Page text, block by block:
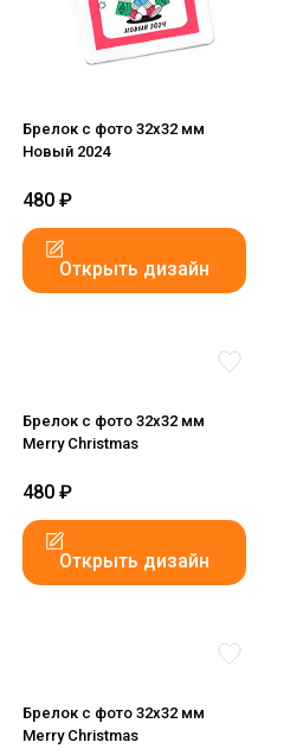
Брелок с фото 32x32 мм
Новый 2024
480 ₽
Открыть дизайн
Брелок с фото 32x32 мм
Merry Christmas
480 ₽
Открыть дизайн
Брелок с фото 32x32 мм
Merry Christmas